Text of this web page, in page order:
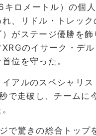
キロメートル）の個
、リドル・トレック
）がステージ優勝を
のイサーク・デ
位を守った。
イアルのスペシャリ
で走破し、チームに
で驚きの総合トップ